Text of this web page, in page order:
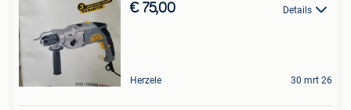
€ 75,00 Details
Herzele 30 mrt 26